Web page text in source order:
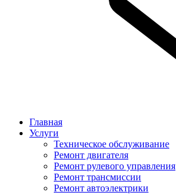
Главная
Услуги
Техническое обслуживание
Ремонт двигателя
Ремонт рулевого управления
Ремонт трансмиссии
Ремонт автоэлектрики